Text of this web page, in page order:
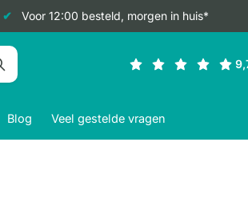
Voor 12:00 besteld, morgen in huis*
Blog Veel gestelde vragen